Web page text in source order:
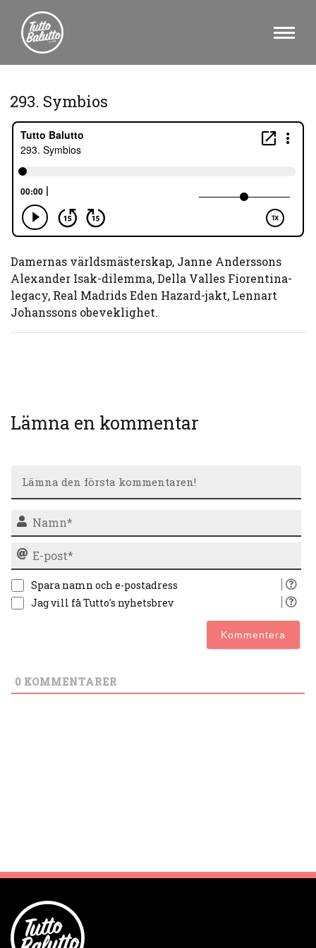
293. Symbios
Damernas världsmästerskap, Janne Anderssons
Alexander Isak-dilemma, Della Valles Fiorentina-
legacy, Real Madrids Eden Hazard-jakt, Lennart
Johanssons obeveklighet.
Lämna en kommentar
Spara namn och e-postadress
Jag vill få Tutto's nyhetsbrev
0 KOMMENTARER